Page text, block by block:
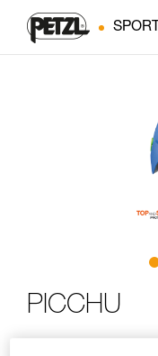
SPORT
PICCHU